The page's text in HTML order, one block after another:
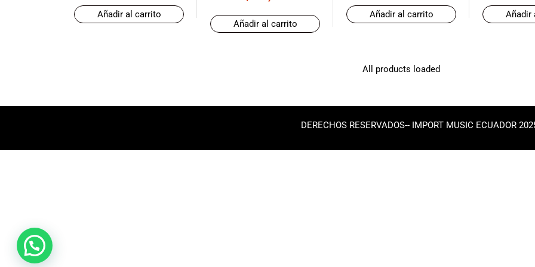
promociones
especiales
Añadir al carrito
Añadir al carrito
Añadir al carrito Añadir
All products loaded
DERECHOS RESERVADOS-- IMPORT MUSIC ECUADOR